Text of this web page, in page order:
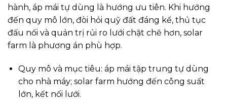
hành, áp mái tự dùng là hướng ưu tiên. Khi hướng
đến quy mô lớn, đòi hỏi quỹ đất đáng kể, thủ tục
đấu nối và quản trị rủi ro lưới chặt chẽ hơn, solar
farm là phương án phù hợp.
Quy mô và mục tiêu: áp mái tập trung tự dùng
cho nhà máy; solar farm hướng đến công suất
lớn, kết nối lưới.